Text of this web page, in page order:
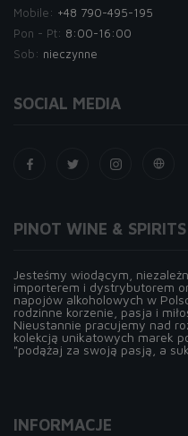
Mobile: +48 790-495-195
Pon - Pt: 8:00-16:00
Sob: nieczynne
SOCIAL MEDIA
PINOT WINE & SPIRITS
Jesteśmy wiodącym,
importerem i dystrybutorem
napojów alkoholowych w
rodzinne korzenie, pasja i
Nieustannie pracujemy nad
kolekcją unikatowych marek
"podążaj za swoją pasją, a
INFORMACJE